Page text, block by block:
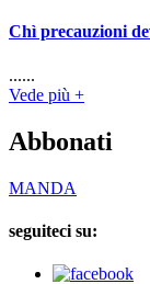
Chì precauzioni
......
Vede più +
Abbonati
MANDA
seguiteci su: